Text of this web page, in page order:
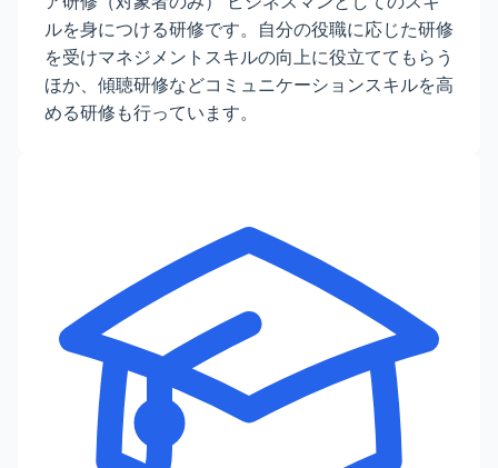
ルを身につける研修です。自分の役職に応じた研修
を受けマネジメントスキルの向上に役立ててもらう
ほか、傾聴研修などコミュニケーションスキルを高
める研修も行っています。